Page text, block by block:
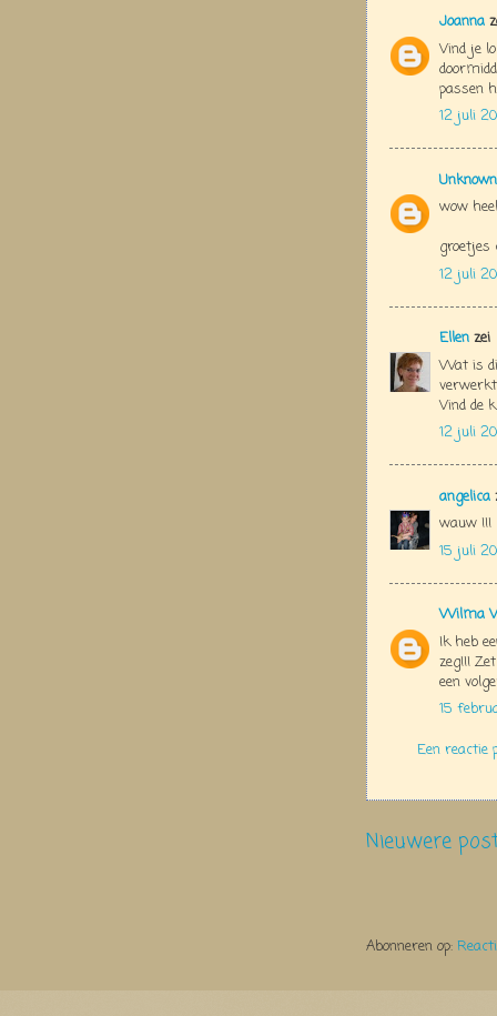
Joanna
Vind je
passen
12 juli
Unknown
wow
groetjes
12 juli
Ellen zei
Wat is
Vind de
12 juli
angelica
wauw !!!
15 juli
Wilma
Ik heb
zeg!!!
een
15
Een reactie
Nieuwere
Abonneren op: